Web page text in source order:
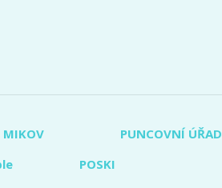
MIKOV
PUNCOVNÍ ÚŘAD
POSKI